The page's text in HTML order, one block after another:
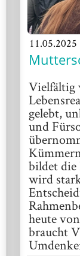
11.05.2025
Vielfältig
gelebt,
und
bildet die
wird
heute
braucht